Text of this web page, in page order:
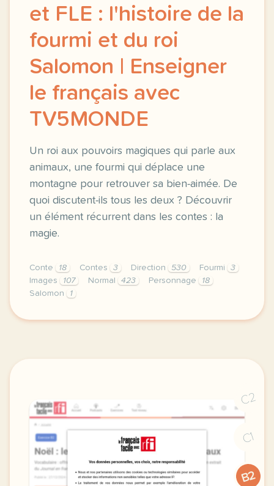
et FLE : l'histoire de la
fourmi et du roi
Salomon | Enseigner
le français avec
TV5MONDE
Un roi aux pouvoirs magiques qui parle aux
animaux, une fourmi qui déplace une
montagne pour retrouver sa bien-aimée. De
quoi discutent-ils tous les deux ? Découvrir
un élément récurrent dans les contes : la
magie.
Conte 18 Contes 3 Direction 530 Fourmi
3
Images
107 Normal 423 Personnage
18
Salomon
1
didomi host didomi components button cursor
C2
C1
B2